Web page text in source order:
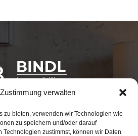
verwalten
zu bieten, verwenden wir Technologien wie
zu speichern und/oder darauf
Technologien zustimmst, können wir Daten
21
Weilheim